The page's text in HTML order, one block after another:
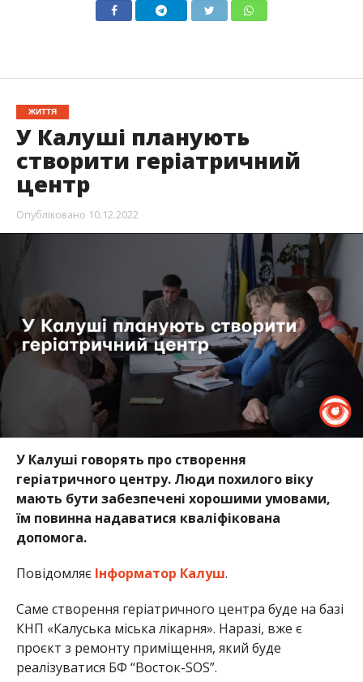
ЖИТТЯ
У Калуші планують
створити геріатричний
центр
Опубліковано 10.12.2022
У Калуші говорять про створення
геріатричного центру. Люди похилого віку
мають бути забезпечені хорошими умовами,
їм повинна надаватися кваліфікована
допомога.
Повідомляє Інформатор Калуш.
Саме створення геріатричного центра буде на базі
КНП «Калуська міська лікарня». Наразі, вже є
проєкт з ремонту приміщення, який буде
реалізуватися БФ “Восток-SOS”.